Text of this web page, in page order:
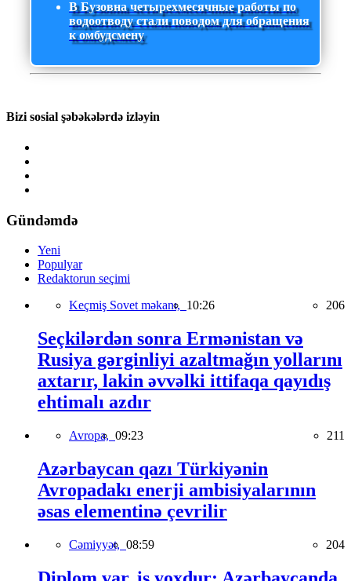
В Бузовна четырехмесячные работы по
водоотводу стали поводом для обращения
к омбудсмену
Bizi sosial şəbəkələrdə izləyin
Gündəmdə
Yeni
Populyar
Redaktorun seçimi
Keçmiş Sovet məkanı, 10:26 206
Seçkilərdən sonra Ermənistan və
Rusiya gərginliyi azaltmağın yollarını
axtarır, lakin əvvəlki ittifaqa qayıdış
ehtimalı azdır
Avropa, 09:23 211
Azərbaycan qazı Türkiyənin
Avropadakı enerji ambisiyalarının
əsas elementinə çevrilir
Cəmiyyət, 08:59 204